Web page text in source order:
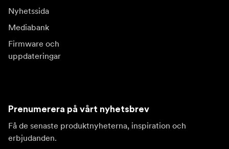
Nyhetssida
Mediabank
Firmware och
uppdateringar
Prenumerera på vårt nyhetsbrev
Få de senaste produktnyheterna, inspiration och
erbjudanden.